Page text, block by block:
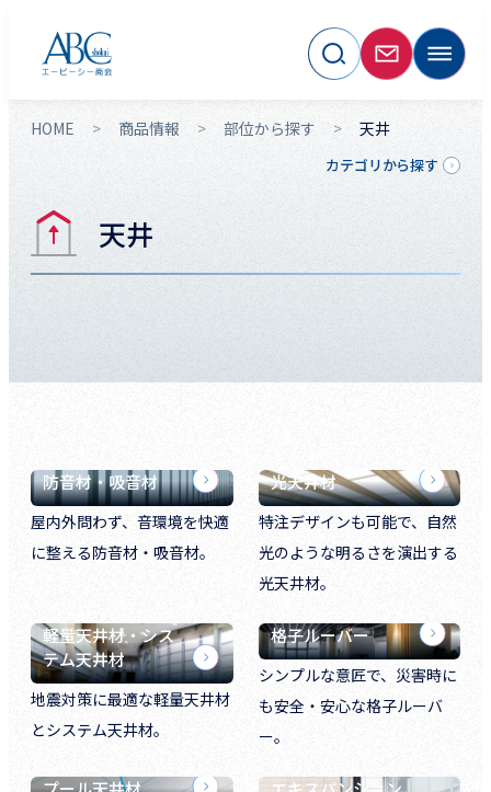
HOME 商品情報 部位から探す 天井
カテゴリから探す
天井
防音材・吸音材
屋内外問わず、音環境を快適
に整える防音材・吸音材。
光天井材
特注デザインも可能で、自然
光のような明るさを演出する
光天井材。
軽量天井材・シス
テム天井材
地震対策に最適な軽量天井材
とシステム天井材。
格子ルーバー
シンプルな意匠で、災害時に
も安全・安心な格子ルーバ
ー。